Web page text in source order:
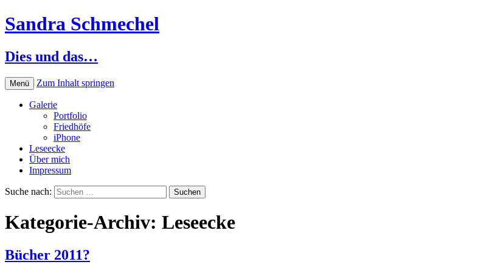
Sandra Schmechel
Dies und das…
Menü Zum Inhalt springen
Galerie
Portfolio
Friedhöfe
iPhone
Leseecke
Über mich
Impressum
Suche nach:
Kategorie-Archiv: Leseecke
Bücher 2011?